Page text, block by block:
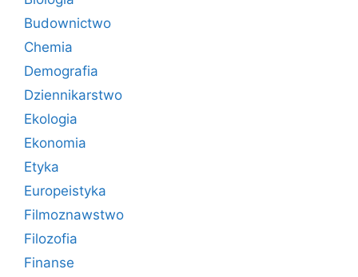
Budownictwo
Chemia
Demografia
Dziennikarstwo
Ekologia
Ekonomia
Etyka
Europeistyka
Filmoznawstwo
Filozofia
Finanse